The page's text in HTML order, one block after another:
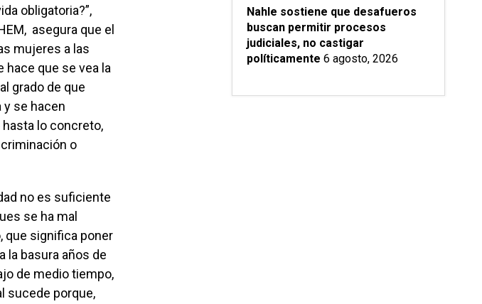
obligatoria?”,
asegura que el
mujeres a las
hace que se vea la
grado de que
se hacen
lo concreto,
o
no es suficiente
se ha mal
que significa poner
la basura años de
de medio tiempo,
sucede porque,
Nahle sostiene que desafueros
buscan permitir procesos
judiciales, no castigar
políticamente 6 agosto, 2026